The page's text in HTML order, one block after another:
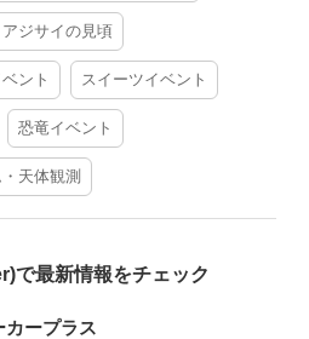
アジサイの見頃
ント スイーツイベント
恐竜イベント
天体観測
で最新情報をチェック
カープラス